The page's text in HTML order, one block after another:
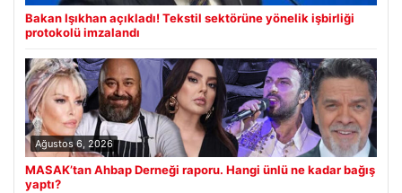
Bakan Işıkhan açıkladı! Tekstil sektörüne yönelik işbirliği
protokolü imzalandı
Ağustos 6, 2026
MASAK’tan Ahbap Derneği raporu. Hangi ünlü ne kadar bağış
yaptı?